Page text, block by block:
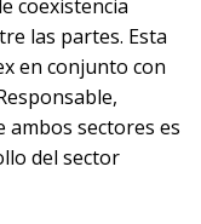
coexistencia
las partes. Esta
en conjunto con
sectores es
del sector